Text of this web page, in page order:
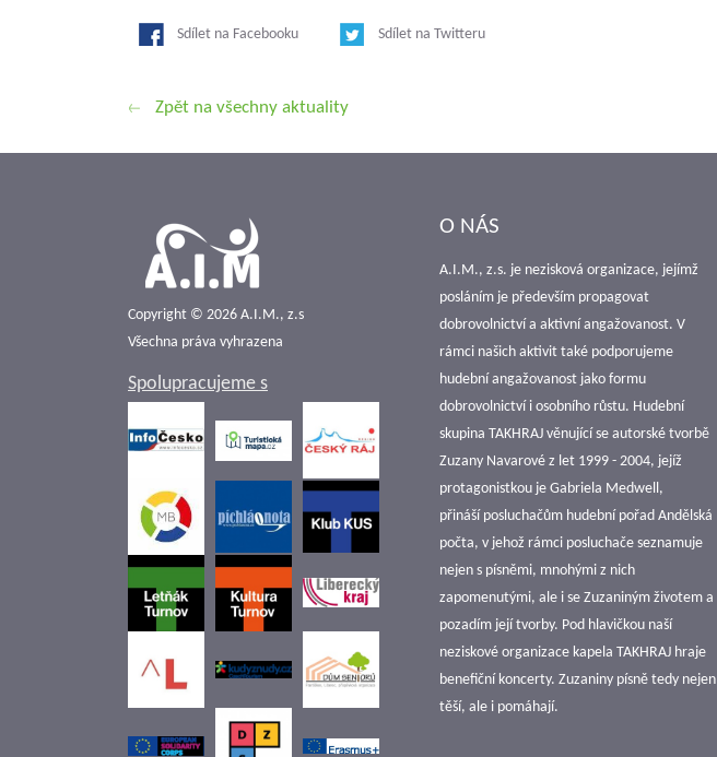
Sdílet na Facebooku Sdílet na Twitteru
Zpět na všechny aktuality
Copyright © 2026 A.I.M., z.s
Všechna práva vyhrazena
Spolupracujeme s
O NÁS
A.I.M., z.s. je nezisková organizace, jejímž
posláním je především propagovat
dobrovolnictví a aktivní angažovanost. V
rámci našich aktivit také podporujeme
hudební angažovanost jako formu
dobrovolnictví i osobního růstu. Hudební
skupina TAKHRAJ věnující se autorské tvorbě
Zuzany Navarové z let 1999 - 2004, jejíž
protagonistkou je Gabriela Medwell,
přináší posluchačům hudební pořad Andělská
počta, v jehož rámci posluchače seznamuje
nejen s písněmi, mnohými z nich
zapomenutými, ale i se Zuzaniným životem a
pozadím její tvorby. Pod hlavičkou naší
neziskové organizace kapela TAKHRAJ hraje
benefiční koncerty. Zuzaniny písně tedy nejen
těší, ale i pomáhají.